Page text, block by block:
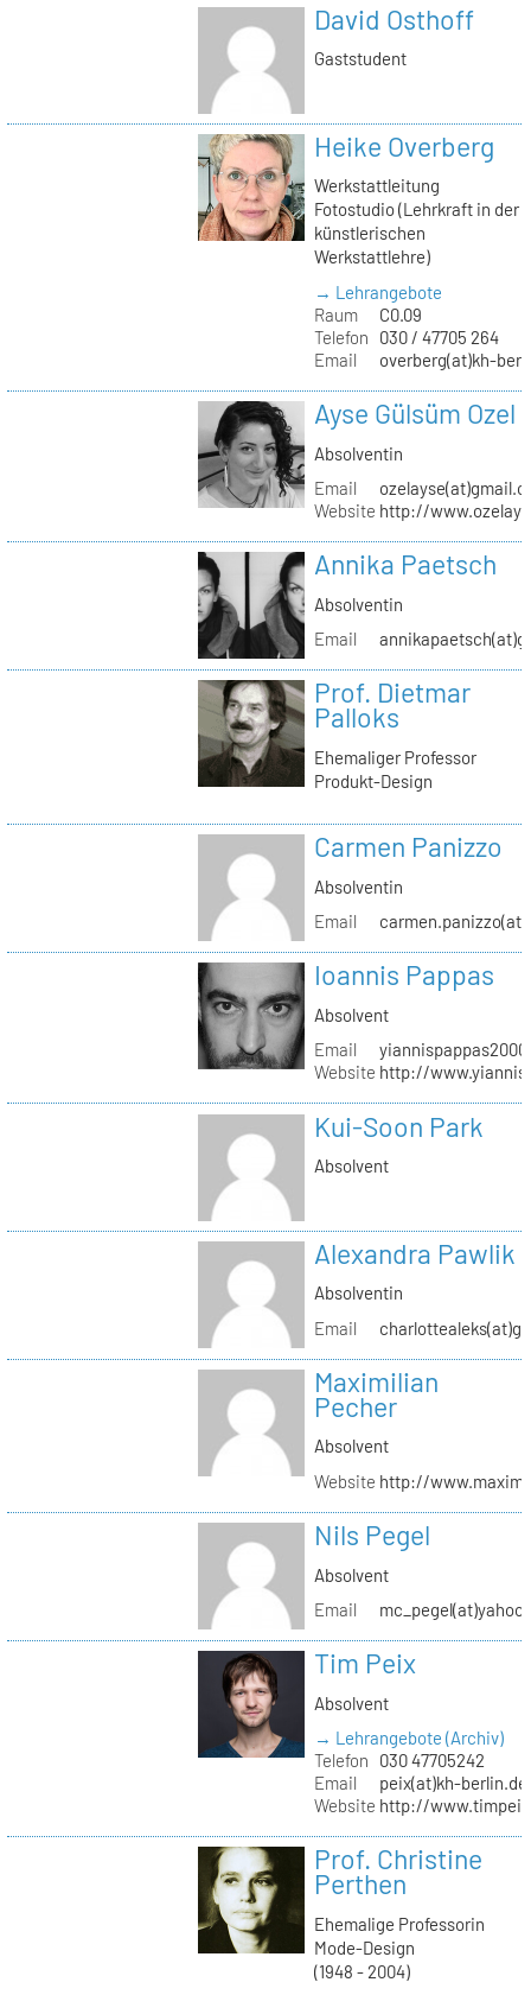
David Osthoff
Gaststudent
Heike Overberg
Werkstattleitung
Fotostudio (Lehrkraft in der
künstlerischen
Werkstattlehre)
→ Lehrangebote
Raum
C0.09
Telefon
030 / 47705 264
Email
overberg(at)kh-
Ayse Gülsüm Ozel
Absolventin
Email
Website http://
Annika Paetsch
Absolventin
Email
Prof. Dietmar
Palloks
Ehemaliger Professor
Produkt-Design
Carmen Panizzo
Absolventin
Email
Ioannis Pappas
Absolvent
Email
Website http://
Kui-Soon Park
Absolvent
Alexandra Pawlik
Absolventin
Email
Maximilian
Pecher
Absolvent
Website http://
Nils Pegel
Absolvent
Email
Tim Peix
Absolvent
→ Lehrangebote (Archiv)
Telefon
030 47705242
Email
peix(at)kh-berlin.de
Website http://
Prof. Christine
Perthen
Ehemalige Professorin
Mode-Design
(1948 - 2004)